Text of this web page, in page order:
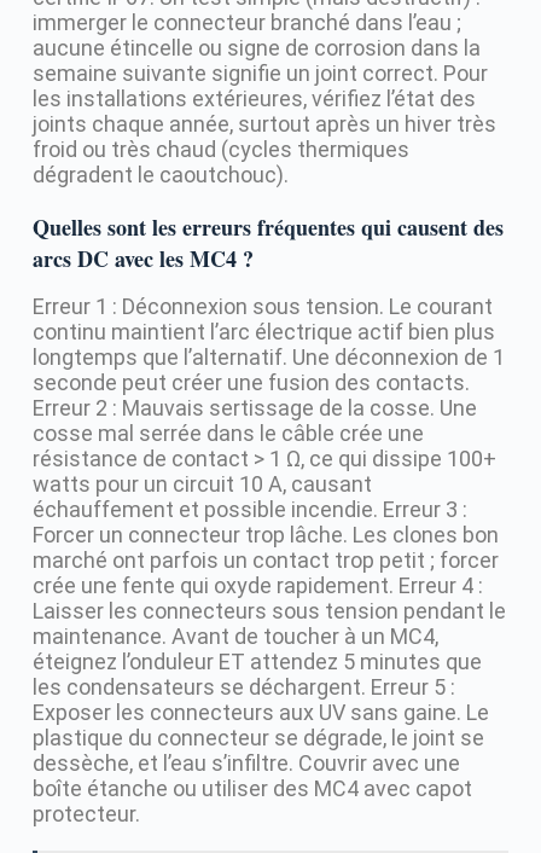
immerger le connecteur branché dans l’eau ;
aucune étincelle ou signe de corrosion dans la
semaine suivante signifie un joint correct. Pour
les installations extérieures, vérifiez l’état des
joints chaque année, surtout après un hiver très
froid ou très chaud (cycles thermiques
dégradent le caoutchouc).
Quelles sont les erreurs fréquentes qui causent des
arcs DC avec les MC4 ?
Erreur 1 : Déconnexion sous tension. Le courant
continu maintient l’arc électrique actif bien plus
longtemps que l’alternatif. Une déconnexion de 1
seconde peut créer une fusion des contacts.
Erreur 2 : Mauvais sertissage de la cosse. Une
cosse mal serrée dans le câble crée une
résistance de contact > 1 Ω, ce qui dissipe 100+
watts pour un circuit 10 A, causant
échauffement et possible incendie. Erreur 3 :
Forcer un connecteur trop lâche. Les clones bon
marché ont parfois un contact trop petit ; forcer
crée une fente qui oxyde rapidement. Erreur 4 :
Laisser les connecteurs sous tension pendant le
maintenance. Avant de toucher à un MC4,
éteignez l’onduleur ET attendez 5 minutes que
les condensateurs se déchargent. Erreur 5 :
Exposer les connecteurs aux UV sans gaine. Le
plastique du connecteur se dégrade, le joint se
dessèche, et l’eau s’infiltre. Couvrir avec une
boîte étanche ou utiliser des MC4 avec capot
protecteur.